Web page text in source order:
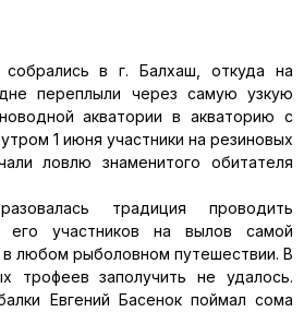
в г. Балхаш, откуда на
переплыли через самую узкую
акватории в акваторию с
1 июня участники на резиновых
ловлю знаменито­го обитателя
традиция проводить
его участников на вылов самой
любом ры­боловном путешествии. В
трофеев заполучить не удалось.
Евгений Басенок поймал сома